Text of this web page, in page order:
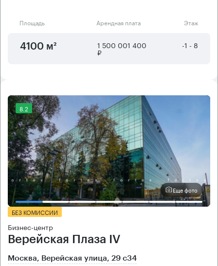
Площадь Арендная плата Этаж
4100 м² 1 500 001 400
₽
-1 - 8
8.2
Еще фото
БЕЗ КОМИССИИ
Бизнес-центр
Верейская Плаза IV
Москва, Верейская улица, 29 с34